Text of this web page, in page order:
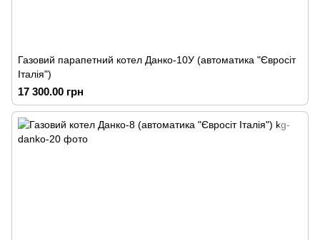
Газовий парапетний котел Данко-10У (автоматика "Євросіт
Італія")
17 300.00 грн